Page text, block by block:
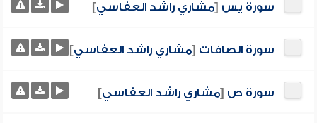
سورة يس [مشاري راشد العفاسي]
سورة الصافات [مشاري راشد العفاسي]
سورة ص [مشاري راشد العفاسي]